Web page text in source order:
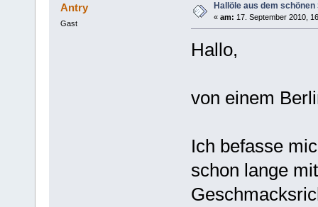
Antry
Gast
Hallöle aus dem
« am: 17. September 2010,
Hallo,
von einem
Ich befasse
schon lange